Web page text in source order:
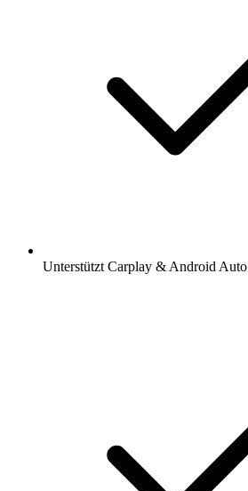
Unterstützt Carplay & Android Auto